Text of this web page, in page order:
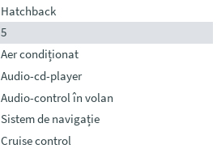
Hatchback
5
Aer condiționat
Audio-cd-player
Audio-control în volan
Sistem de navigație
Cruise control